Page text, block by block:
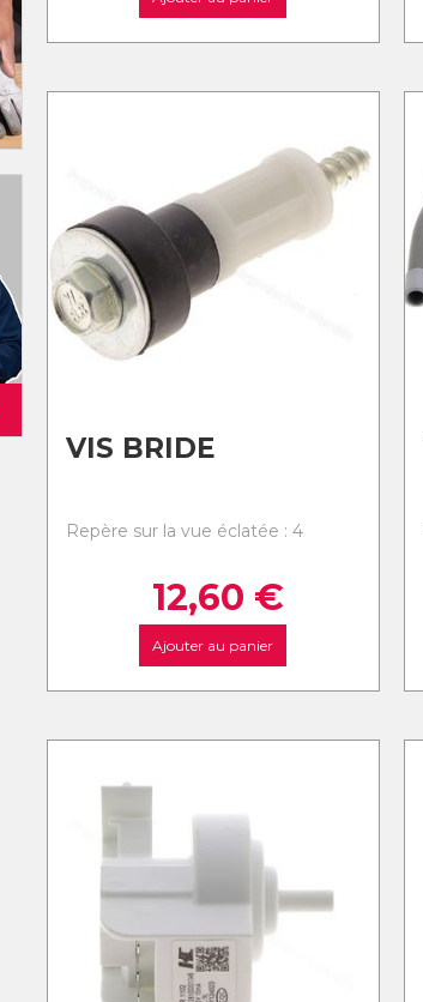
VIS BRIDE
Repère sur la vue éclatée : 4
12,60 €
Ajouter au panier